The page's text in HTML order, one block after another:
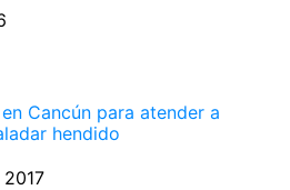
Cancún para atender a
hendido